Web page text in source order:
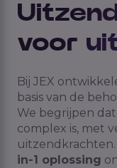
voor
Bij JEX
basis van de
We begrijpen
complex is, met
in-1 oplossing